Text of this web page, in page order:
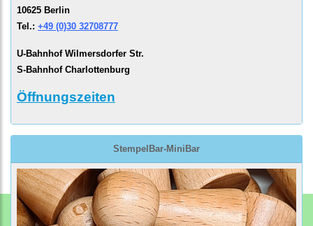
10625 Berlin
Tel.: +49 (0)30 32708777
U-Bahnhof Wilmersdorfer Str.
S-Bahnhof Charlottenburg
Öffnungszeiten
StempelBar-MiniBar